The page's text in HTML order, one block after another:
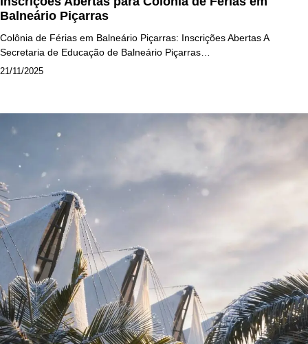
Balneário Piçarras
Colônia de Férias em Balneário Piçarras: Inscrições Abertas A
Secretaria de Educação de Balneário Piçarras…
21/11/2025